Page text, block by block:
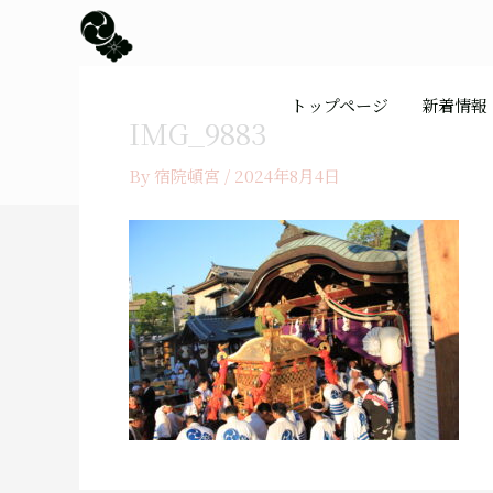
トップページ 新着情報
IMG_9883
By 宿院頓宮 / 2024年8月4日